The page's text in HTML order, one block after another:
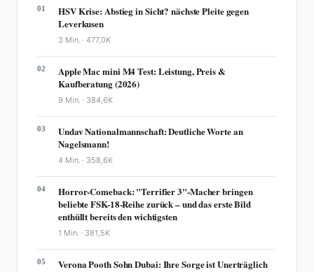
01
HSV Krise: Abstieg in Sicht? nächste Pleite gegen
Leverkusen
3 Min. ·477,0K
02
Apple Mac mini M4 Test: Leistung, Preis &
Kaufberatung (2026)
9 Min. · 384,6K
03
Undav Nationalmannschaft: Deutliche Worte an
Nagelsmann!
4 Min. · 358,6K
04
Horror-Comeback: "Terrifier 3"-Macher bringen
beliebte FSK-18-Reihe zurück – und das erste Bild
enthüllt bereits den wichtigsten
1 Min. · 381,5K
05 Verona Pooth Sohn Dubai: Ihre Sorge ist Unerträglich